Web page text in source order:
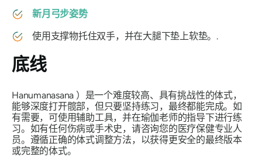
新月弓步姿势
使用支撑物托住双手，并在大腿下垫上软垫。.
底线
Hanumanasana ）是一个难度较高、具有挑战性的体式，
能够深度打开髋部，但只要坚持练习，最终都能完成。如
有需要，可使用辅助工具，并在瑜伽老师的指导下进行练
习。如有任何伤病或手术史，请咨询您的医疗保健专业人
员。遵循正确的体式调整方法，以获得更安全的最终版本
或完整的体式。